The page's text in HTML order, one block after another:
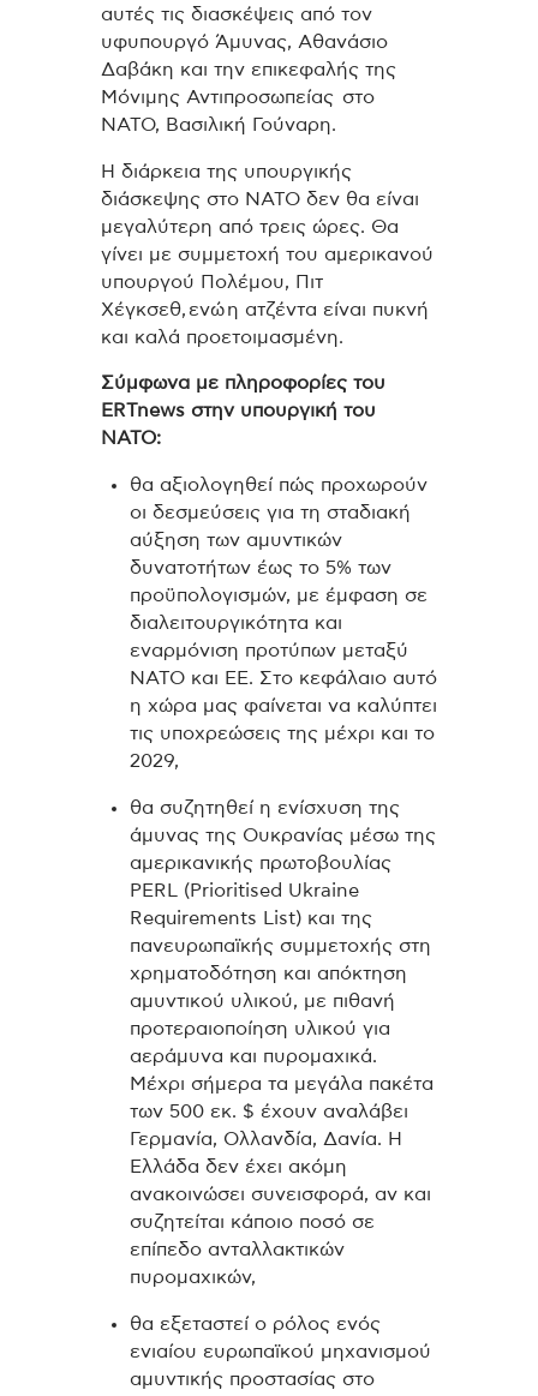
αυτές τις διασκέψεις από τον
υφυπουργό Άμυνας, Αθανάσιο
Δαβάκη και την επικεφαλής της
Μόνιμης Αντιπροσωπείας στο
ΝΑΤΟ, Βασιλική Γούναρη.
Η διάρκεια της υπουργικής
διάσκεψης στο ΝΑΤΟ δεν θα είναι
μεγαλύτερη από τρεις ώρες. Θα
γίνει με συμμετοχή του αμερικανού
υπουργού Πολέμου, Πιτ
Χέγκσεθ, ενώ η ατζέντα είναι πυκνή
και καλά προετοιμασμένη.
Σύμφωνα με πληροφορίες του
ERTnews στην υπουργική του
ΝΑΤΟ:
θα αξιολογηθεί πώς προχωρούν
οι δεσμεύσεις για τη σταδιακή
αύξηση των αμυντικών
δυνατοτήτων έως το 5% των
προϋπολογισμών, με έμφαση σε
διαλειτουργικότητα και
εναρμόνιση προτύπων μεταξύ
ΝΑΤΟ και ΕΕ. Στο κεφάλαιο αυτό
η χώρα μας φαίνεται να καλύπτει
τις υποχρεώσεις της μέχρι και το
2029,
θα συζητηθεί η ενίσχυση της
άμυνας της Ουκρανίας μέσω της
αμερικανικής πρωτοβουλίας
PERL (Prioritised Ukraine
Requirements List) και της
πανευρωπαϊκής συμμετοχής στη
χρηματοδότηση και απόκτηση
αμυντικού υλικού, με πιθανή
προτεραιοποίηση υλικού για
αεράμυνα και πυρομαχικά.
Μέχρι σήμερα τα μεγάλα πακέτα
των 500 εκ. $ έχουν αναλάβει
Γερμανία, Ολλανδία, Δανία. Η
Ελλάδα δεν έχει ακόμη
ανακοινώσει συνεισφορά, αν και
συζητείται κάποιο ποσό σε
επίπεδο ανταλλακτικών
πυρομαχικών,
θα εξεταστεί ο ρόλος ενός
ενιαίου ευρωπαϊκού μηχανισμού
αμυντικής προστασίας στο